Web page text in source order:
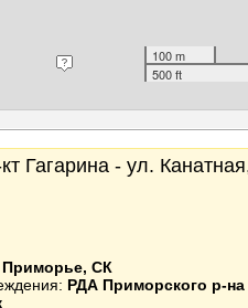
100 m
500 ft
Гагарина - ул.
Приморье, СК
РДА Приморского р-на